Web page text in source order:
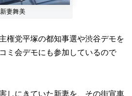
妻舞美
権党平塚の都知事選や渋谷デモを
ミ会デモにも参加しているので
しにきていた新妻を、その街宣車